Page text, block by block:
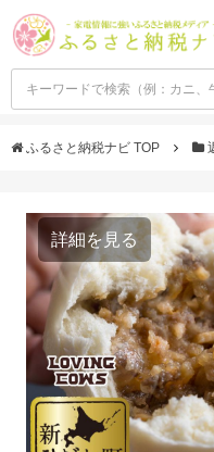
ふるさと納税ナビ TOP
詳細を見る